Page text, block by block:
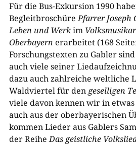
Für die Bus-Exkursion 1990
BegleitbroschürePfarrer Joseph
Leben und Werkim
Oberbayern erarbeitet (168
Forschungstexten zu Gabler
auch viele seiner
dazu auch zahlreiche weltliche
Waldviertel für dengeselligen
viele davon kennen wir in etwas
auch aus der oberbayerischen
kommen Lieder aus Gablers
der ReiheDas geistliche